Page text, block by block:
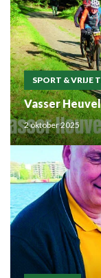
SPORT & VRIJE
2 oktober 2025